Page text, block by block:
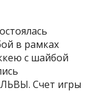
в рамках
с шайбой
Счет игры